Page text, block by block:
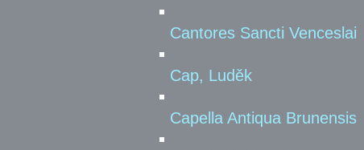
Cantores Sancti Venceslai
Cap, Luděk
Capella Antiqua Brunensis